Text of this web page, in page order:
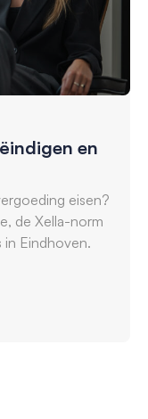
en
eisen?
de Xella-norm
in Eindhoven.